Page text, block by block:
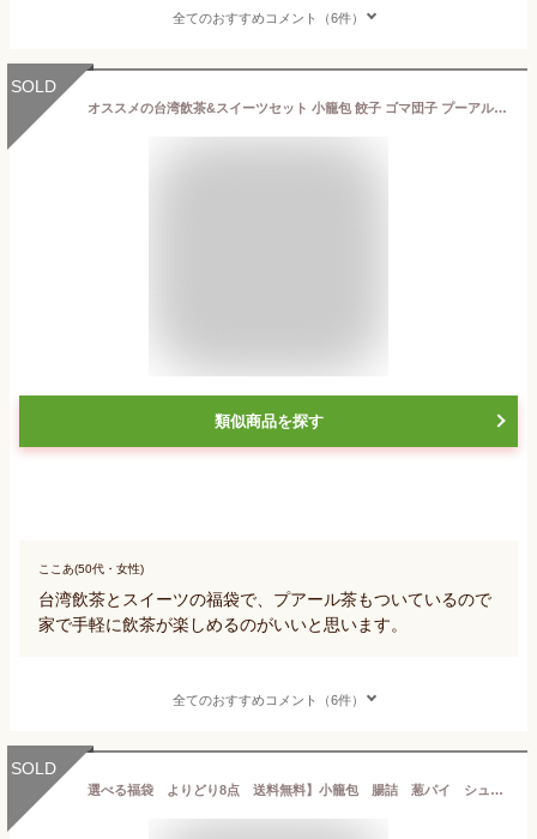
全てのおすすめコメント（6件）
SOLD
オススメの台湾飲茶&スイーツセット 小籠包 餃子 ゴマ団子 プーアル茶 福袋 【クール便送料無料】 中国食品 台湾 食品 台湾物産 館 台湾お土産 台湾 台湾祭 台湾 小 集
類似商品を探す
ここあ(50代・女性)
台湾飲茶とスイーツの福袋で、プアール茶もついているので
家で手軽に飲茶が楽しめるのがいいと思います。
全てのおすすめコメント（6件）
SOLD
選べる福袋 よりどり8点 送料無料】小籠包 腸詰 葱パイ シュウマイ 肉まん ふかひれ餃子 大根餅 チマキ イカ団子 えび団子 もち米肉団子 モチモチ丸餃子 水餃子 魚卵団子 エッグタルト グルメ福袋 中国食品 台湾 食品 台湾 小 集